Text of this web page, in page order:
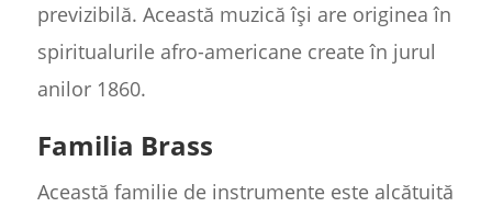
previzibilă. Această muzică își are originea în
spiritualurile afro-americane create în jurul
anilor 1860.
Familia Brass
Această familie de instrumente este alcătuită